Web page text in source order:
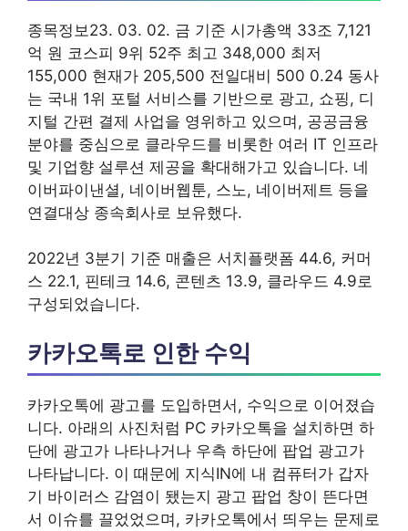
종목정보23. 03. 02. 금 기준 시가총액 33조 7,121
억 원 코스피 9위 52주 최고 348,000 최저
155,000 현재가 205,500 전일대비 500 0.24 동사
는 국내 1위 포털 서비스를 기반으로 광고, 쇼핑, 디
지털 간편 결제 사업을 영위하고 있으며, 공공금융
분야를 중심으로 클라우드를 비롯한 여러 IT 인프라
및 기업향 설루션 제공을 확대해가고 있습니다. 네
이버파이낸셜, 네이버웹툰, 스노, 네이버제트 등을
연결대상 종속회사로 보유했다.
2022년 3분기 기준 매출은 서치플랫폼 44.6, 커머
스 22.1, 핀테크 14.6, 콘텐츠 13.9, 클라우드 4.9로
구성되었습니다.
카카오톡로 인한 수익
카카오톡에 광고를 도입하면서, 수익으로 이어졌습
니다. 아래의 사진처럼 PC 카카오톡을 설치하면 하
단에 광고가 나타나거나 우측 하단에 팝업 광고가
나타납니다. 이 때문에 지식IN에 내 컴퓨터가 갑자
기 바이러스 감염이 됐는지 광고 팝업 창이 뜬다면
서 이슈를 끌었었으며, 카카오톡에서 띄우는 문제로